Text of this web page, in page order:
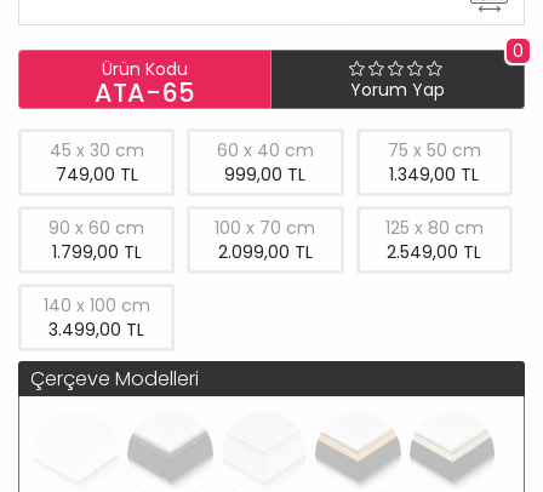
Ürün Kodu
ATA-65
0
Yorum Yap
45 x 30 cm
749,00 TL
60 x 40 cm
999,00 TL
75 x 50 cm
1.349,00 TL
90 x 60 cm
1.799,00 TL
100 x 70 cm
2.099,00 TL
125 x 80 cm
2.549,00 TL
140 x 100 cm
3.499,00 TL
Çerçeve Modelleri